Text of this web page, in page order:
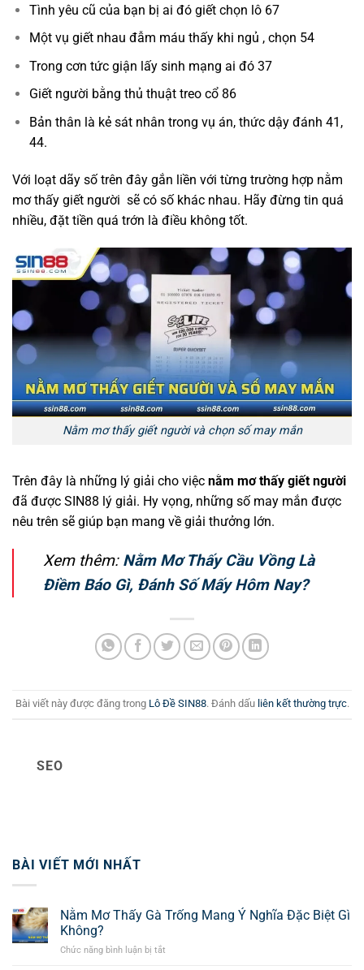
Tình yêu cũ của bạn bị ai đó giết chọn lô 67
Một vụ giết nhau đẫm máu thấy khi ngủ , chọn 54
Trong cơn tức giận lấy sinh mạng ai đó 37
Giết người bằng thủ thuật treo cổ 86
Bản thân là kẻ sát nhân trong vụ án, thức dậy đánh 41,
44.
Với loạt dãy số trên đây gắn liền với từng trường hợp nằm
mơ thấy giết người sẽ có số khác nhau. Hãy đừng tin quá
nhiều, đặt tiền quá trớn là điều không tốt.
Nằm mơ thấy giết người và chọn số may mắn
Trên đây là những lý giải cho việc nằm mơ thấy giết người
đã được SIN88 lý giải. Hy vọng, những số may mắn được
nêu trên sẽ giúp bạn mang về giải thưởng lớn.
Xem thêm: Nằm Mơ Thấy Cầu Vồng Là
Điềm Báo Gì, Đánh Số Mấy Hôm Nay?
Bài viết này được đăng trong Lô Đề SIN88. Đánh dấu liên kết thường trực.
SEO
BÀI VIẾT MỚI NHẤT
Nằm Mơ Thấy Gà Trống Mang Ý Nghĩa Đặc Biệt Gì
Không?
Chức năng bình luận bị tắt